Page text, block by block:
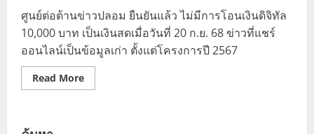
ศูนย์ต่อต้านข่าวปลอม ยืนยันแล้ว ไม่มีการโอนเงินดิจิทัล
10,000 บาท เป็นเงินสดเมื่อวันที่ 20 ก.ย. 68 ข่าวที่แชร์
ออนไลน์เป็นข้อมูลเก่า ตั้งแต่โครงการปี 2567
Read MoreRead
more